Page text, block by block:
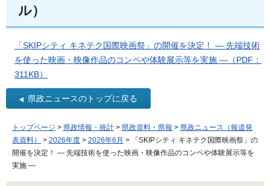
ル）
「SKIPシティ キネテク国際映画祭」の開催を決定！ ― 先端技術
を使った映画・映像作品のコンペや体験展示等を実施 ―（PDF：
311KB）
県政ニュースのトップに戻る
トップページ > 県政情報・統計 > 県政資料・県報 > 県政ニュース（報道発
表資料）
> 2026年度 > 2026年6月 > 「SKIPシティ キネテク国際映画祭」の
開催を決定！ ― 先端技術を使った映画・映像作品のコンペや体験展示等を
実施 ―